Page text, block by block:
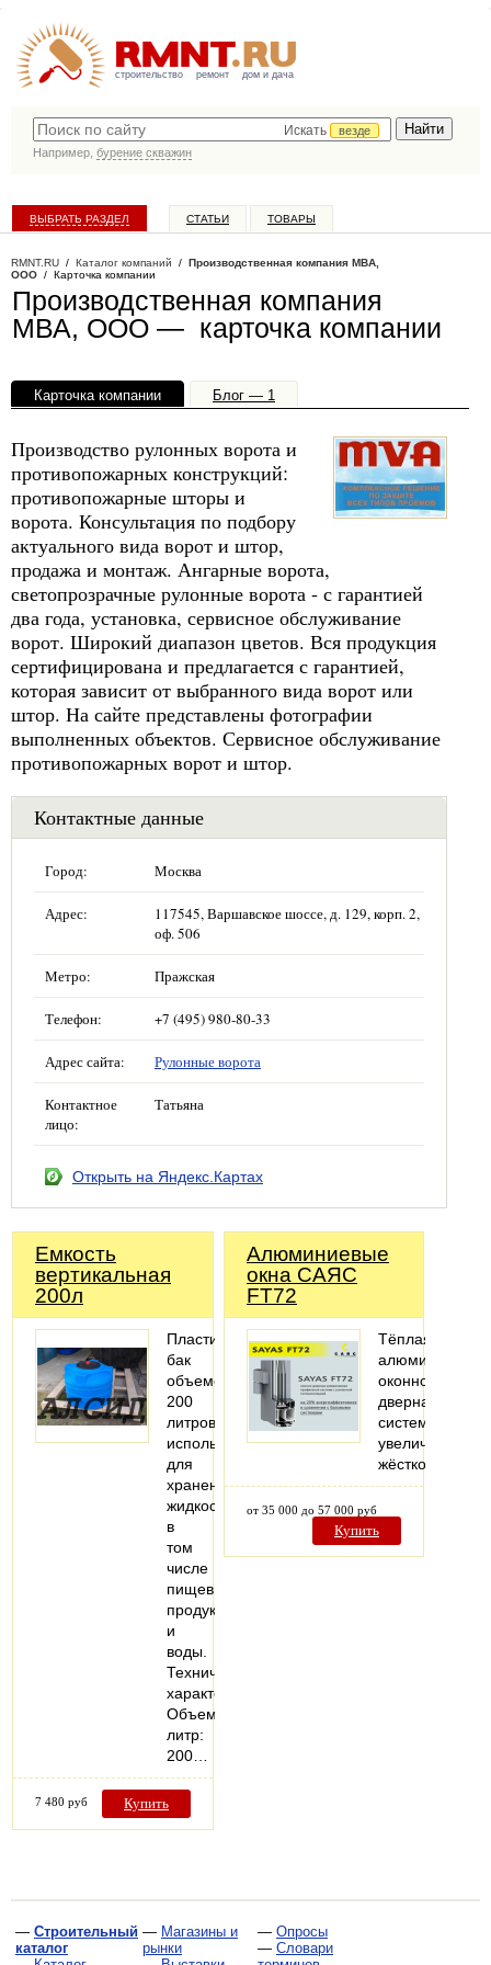
строительство ремонт дом и дача
Искать
везде
Например, бурение скважин
ВЫБРАТЬ РАЗДЕЛ СТАТЬИ ТОВАРЫ
RMNT.RU / Каталог компаний / Производственная компания МВА,
ООО / Карточка компании
Производственная компания
МВА, ООО — карточка компании
Карточка компании
Блог — 1
Производство рулонных ворота и
противопожарных конструкций:
противопожарные шторы и
ворота. Консультация по подбору
актуального вида ворот и штор,
продажа и монтаж. Ангарные ворота,
светопрозрачные рулонные ворота - с гарантией
два года, установка, сервисное обслуживание
ворот. Широкий диапазон цветов. Вся продукция
сертифицирована и предлагается с гарантией,
которая зависит от выбранного вида ворот или
штор. На сайте представлены фотографии
выполненных объектов. Сервисное обслуживание
противопожарных ворот и штор.
Контактные данные
Город: Москва
Адрес:
117545, Варшавское шоссе, д. 129, корп. 2,
оф. 506
Метро: Пражская
Телефон: +7 (495) 980-80-33
Адрес сайта: Рулонные ворота
Контактное
лицо:
Татьяна
Открыть на Яндекс.Картах
Емкость
вертикальная
200л
Пластиковый
бак
объемом
200
литров,
используют
для
хранения
жидкостей,
в
том
числе
пищевых
продуктов
и
воды.
Технические
характеристики
Объем,,
литр:
200…
7 480 руб Купить
Алюминиевые
окна САЯС
FT72
Тёплая
алюминиевая
оконно-
дверная
система
увеличенной
жёсткости.
от 35 000 до 57 000 руб
Купить
— Строительный
каталог
— Магазины и
рынки
— Опросы
— Словари